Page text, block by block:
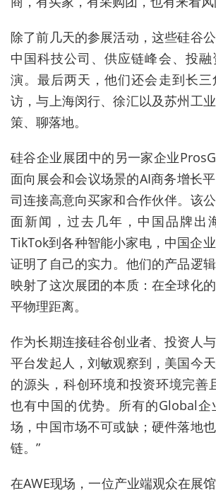
除了前几天的参展活动，这些硅谷
中国科技公司、供应链峰会、投
演。最后两天，他们还会走到长三
访，与上海闵行、徐汇以及苏州工
策、聊落地。
硅谷企业展团中的另一家企业
面向展会和会议场景的AI商务增长平
司连接高意向买家和合作伙伴。该
面新闻，过去几年，中国品牌出
TikTok到各种智能小家电，中国企
证明了自己的实力。他们的产品逻
映射了这次展团的本质：在全球化
平物理距离。
作为长期连接硅谷创业者、投资人
平台发起人，刘敏观察到，美国今
的源头，科创环境和投资环境完善
也有中国的优势。所有的Global
场，中国市场不可或缺；硬件落地
链。”
在AWE现场，一位产业端观众在展